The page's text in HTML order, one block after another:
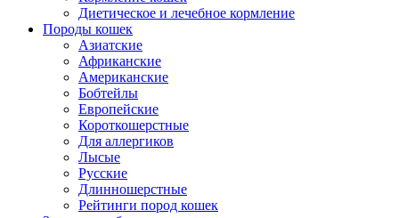
Диетическое и лечебное кормление
Породы кошек
Азиатские
Африканские
Американские
Бобтейлы
Европейские
Короткошерстные
Для аллергиков
Лысые
Русские
Длинношерстные
Рейтинги пород кошек